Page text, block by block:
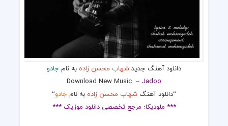
دانلود آهنگ جدیدشهاب محسن زاده به نام جادو
Download New Music – Jadoo
“دانلود آهنگ شهاب محسن زاده به نام جادو“
*** ملودیکا؛ مرجع تخصصی دانلود موزیک ***